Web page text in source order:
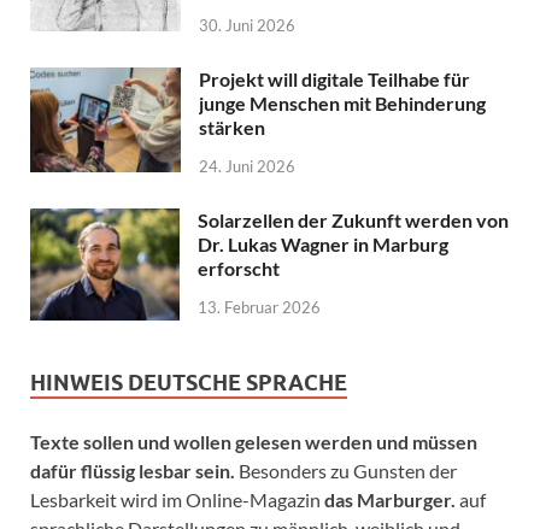
30. Juni 2026
Projekt will digitale Teilhabe für
junge Menschen mit Behinderung
stärken
24. Juni 2026
Solarzellen der Zukunft werden von
Dr. Lukas Wagner in Marburg
erforscht
13. Februar 2026
HINWEIS DEUTSCHE SPRACHE
Texte sollen und wollen gelesen werden und müssen
dafür flüssig lesbar sein. Besonders zu Gunsten der
Lesbarkeit wird im Online-Magazin das Marburger. auf